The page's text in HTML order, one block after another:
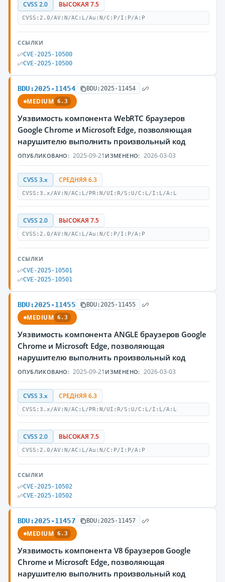
CVSS 2.0 ВЫСОКАЯ 7.5
CVSS:2.0/AV:N/AC:L/Au:N/C:P/I:P/A:P
ССЫЛКИ
CVE-2025-10500
CVE-2025-10500
BDU:2025-11454 BDU:2025-11454
MEDIUM 6.3
Уязвимость компонента WebRTC браузеров
Google Chrome и Microsoft Edge, позволяющая
нарушителю выполнить произвольный код
ОПУБЛИКОВАНО: 2025-09-21 ИЗМЕНЕНО: 2026-03-03
CVSS 3.x СРЕДНЯЯ 6.3
CVSS:3.x/AV:N/AC:L/PR:N/UI:R/S:U/C:L/I:L/A:L
CVSS 2.0 ВЫСОКАЯ 7.5
CVSS:2.0/AV:N/AC:L/Au:N/C:P/I:P/A:P
ССЫЛКИ
CVE-2025-10501
CVE-2025-10501
BDU:2025-11455 BDU:2025-11455
MEDIUM 6.3
Уязвимость компонента ANGLE браузеров Google
Chrome и Microsoft Edge, позволяющая
нарушителю выполнить произвольный код
ОПУБЛИКОВАНО: 2025-09-21 ИЗМЕНЕНО: 2026-03-03
CVSS 3.x СРЕДНЯЯ 6.3
CVSS:3.x/AV:N/AC:L/PR:N/UI:R/S:U/C:L/I:L/A:L
CVSS 2.0 ВЫСОКАЯ 7.5
CVSS:2.0/AV:N/AC:L/Au:N/C:P/I:P/A:P
ССЫЛКИ
CVE-2025-10502
CVE-2025-10502
BDU:2025-11457 BDU:2025-11457
MEDIUM 6.3
Уязвимость компонента V8 браузеров Google
Chrome и Microsoft Edge, позволяющая
нарушителю выполнить произвольный код